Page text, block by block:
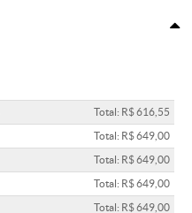
Total: R$ 616,55
Total: R$ 649,00
Total: R$ 649,00
Total: R$ 649,00
Total: R$ 649,00